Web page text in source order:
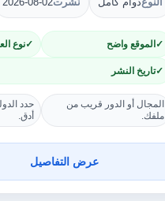
النوعدوام كامل نُشرت2026-08-02
الموقع واضح نوع
تاريخ النشر
المجال أو الدور قريب من
ملفك.
حدد
أدق.
عرض التفاصيل